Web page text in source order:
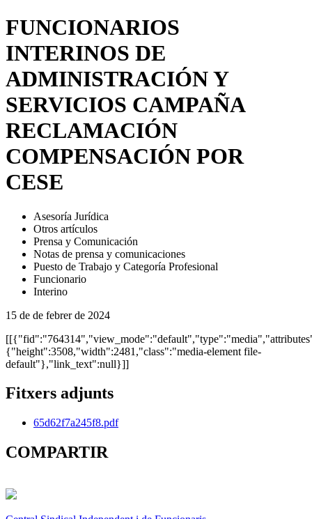
FUNCIONARIOS
INTERINOS DE
ADMINISTRACIÓN Y
SERVICIOS CAMPAÑA
RECLAMACIÓN
COMPENSACIÓN POR
CESE
Asesoría Jurídica
Otros artículos
Prensa y Comunicación
Notas de prensa y comunicaciones
Puesto de Trabajo y Categoría Profesional
Funcionario
Interino
15 de de febrer de 2024
{"height":3508,"width":2481,"class":"media-element file-
default"},"link_text":null}]]
Fitxers adjunts
65d62f7a245f8.pdf
COMPARTIR